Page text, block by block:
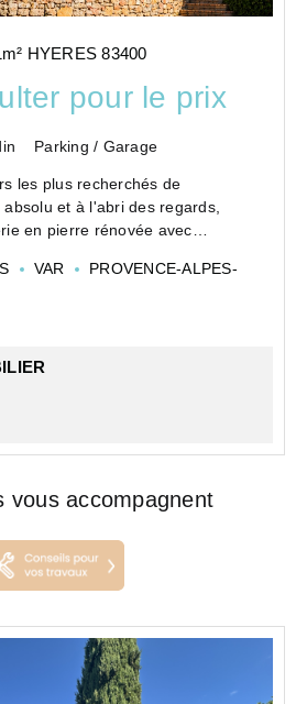
HYERES 83400
pour le prix
Parking / Garage
les plus recherchés de
et à l'abri des regards,
en pierre rénovée avec
environ 200 m2 habitables,
VAR
PROVENCE-ALPES-
vous accompagnent